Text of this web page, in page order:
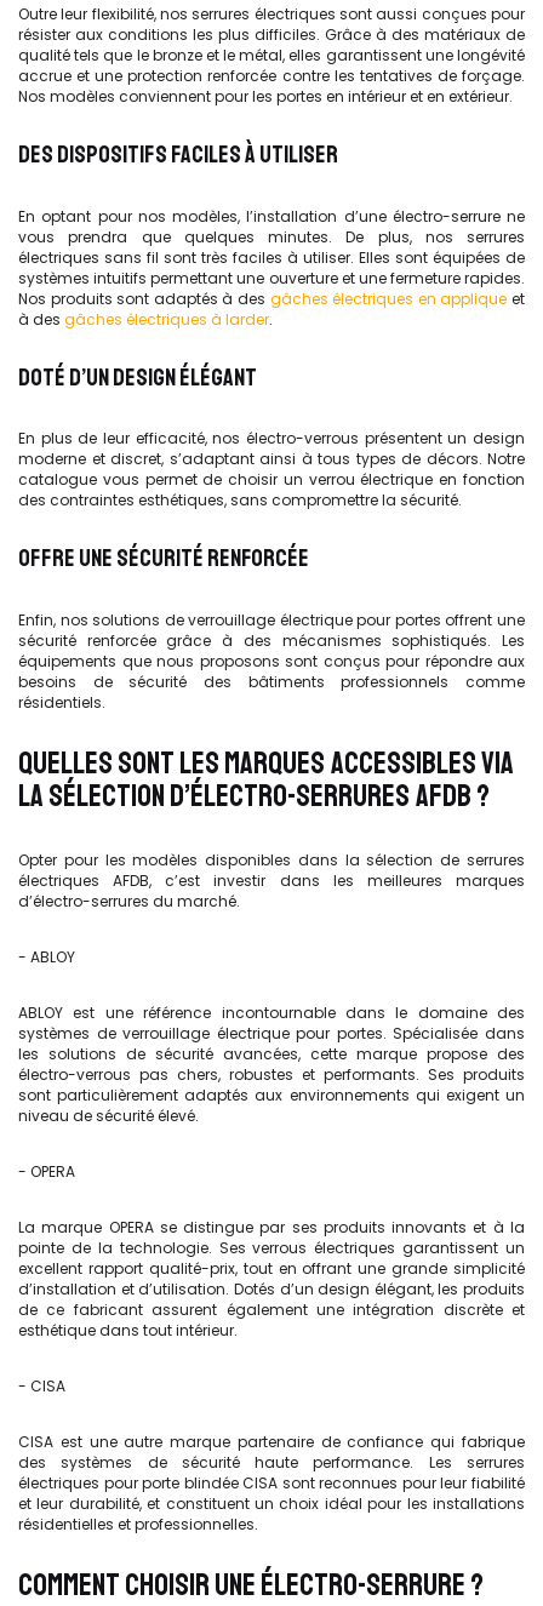
Outre leur flexibilité, nos serrures électriques sont aussi conçues pour
résister aux conditions les plus difficiles. Grâce à des matériaux de
qualité tels que le bronze et le métal, elles garantissent une longévité
accrue et une protection renforcée contre les tentatives de forçage.
Nos modèles conviennent pour les portes en intérieur et en extérieur.
DES DISPOSITIFS FACILES À UTILISER
En optant pour nos modèles, l’installation d’une électro-serrure ne
vous prendra que quelques minutes. De plus, nos serrures
électriques sans fil sont très faciles à utiliser. Elles sont équipées de
systèmes intuitifs permettant une ouverture et une fermeture rapides.
Nos produits sont adaptés à des gâches électriques en applique et
à des gâches électriques à larder.
DOTÉ D’UN DESIGN ÉLÉGANT
En plus de leur efficacité, nos électro-verrous présentent un design
moderne et discret, s’adaptant ainsi à tous types de décors. Notre
catalogue vous permet de choisir un verrou électrique en fonction
des contraintes esthétiques, sans compromettre la sécurité.
OFFRE UNE SÉCURITÉ RENFORCÉE
Enfin, nos solutions de verrouillage électrique pour portes offrent une
sécurité renforcée grâce à des mécanismes sophistiqués. Les
équipements que nous proposons sont conçus pour répondre aux
besoins de sécurité des bâtiments professionnels comme
résidentiels.
QUELLES SONT LES MARQUES ACCESSIBLES VIA
LA SÉLECTION D’ÉLECTRO-SERRURES AFDB ?
Opter pour les modèles disponibles dans la sélection de serrures
électriques AFDB, c’est investir dans les meilleures marques
d’électro-serrures du marché.
- ABLOY
ABLOY est une référence incontournable dans le domaine des
systèmes de verrouillage électrique pour portes. Spécialisée dans
les solutions de sécurité avancées, cette marque propose des
électro-verrous pas chers, robustes et performants. Ses produits
sont particulièrement adaptés aux environnements qui exigent un
niveau de sécurité élevé.
- OPERA
La marque OPERA se distingue par ses produits innovants et à la
pointe de la technologie. Ses verrous électriques garantissent un
excellent rapport qualité-prix, tout en offrant une grande simplicité
d’installation et d’utilisation. Dotés d’un design élégant, les produits
de ce fabricant assurent également une intégration discrète et
esthétique dans tout intérieur.
- CISA
CISA est une autre marque partenaire de confiance qui fabrique
des systèmes de sécurité haute performance. Les serrures
électriques pour porte blindée CISA sont reconnues pour leur fiabilité
et leur durabilité, et constituent un choix idéal pour les installations
résidentielles et professionnelles.
COMMENT CHOISIR UNE ÉLECTRO-SERRURE ?